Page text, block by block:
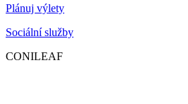
Plánuj výlety
Sociální služby
CONILEAF